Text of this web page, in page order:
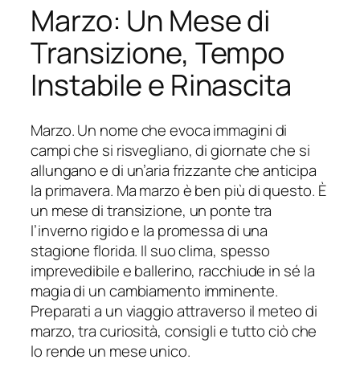
Marzo: Un Mese di
Transizione, Tempo
Instabile e Rinascita
Marzo. Un nome che evoca immagini di
campi che si risvegliano, di giornate che si
allungano e di un’aria frizzante che anticipa
la primavera. Ma marzo è ben più di questo. È
un mese di transizione, un ponte tra
l’inverno rigido e la promessa di una
stagione florida. Il suo clima, spesso
imprevedibile e ballerino, racchiude in sé la
magia di un cambiamento imminente.
Preparati a un viaggio attraverso il meteo di
marzo, tra curiosità, consigli e tutto ciò che
lo rende un mese unico.